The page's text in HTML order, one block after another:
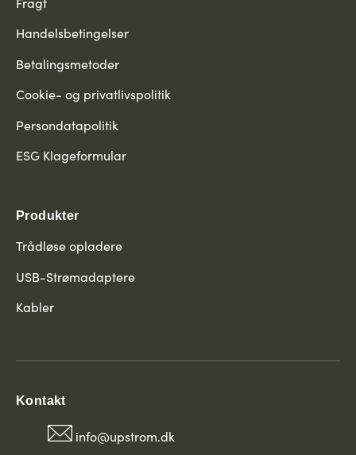
Handelsbetingelser
Betalingsmetoder
Cookie- og privatlivspolitik
Persondatapolitik
ESG Klageformular
Produkter
Trådløse opladere
USB-Strømadaptere
Kabler
Kontakt
info@upstrom.dk